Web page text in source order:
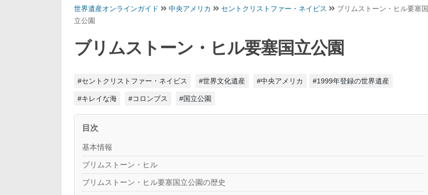
世界遺産オンラインガイド 中央アメリカ セントクリストファー・ネイビス
ブリムストーン・ヒル要塞国
立公園
ブリムストーン・ヒル要塞国立公園
#セントクリストファー・ネイビス #世界文化遺産 #中央アメリカ #1999年登録の世界遺産
#キレイな海 #コロンブス #国立公園
目次
基本情報
ブリムストーン・ヒル
ブリムストーン・ヒル要塞国立公園の歴史